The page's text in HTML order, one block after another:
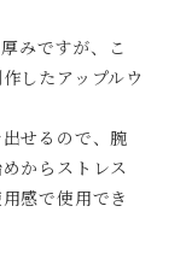
みですが、こ
したアップルウ
せるので、腕
からストレス
感で使用でき